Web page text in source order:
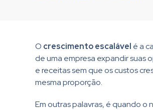
O crescimento escalável é a
de uma empresa expandir suas
e receitas sem que os custos
mesma proporção.
Em outras palavras, é quando o